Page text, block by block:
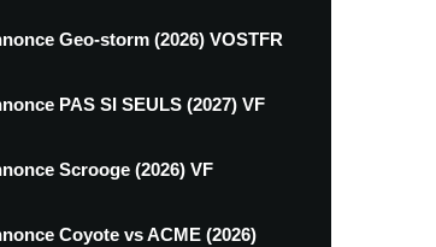
Geo-storm (2026) VOSTFR
PAS SI SEULS (2027) VF
Scrooge (2026) VF
Coyote vs ACME (2026)